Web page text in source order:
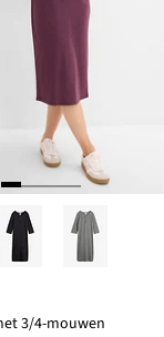
3/4-mouwen